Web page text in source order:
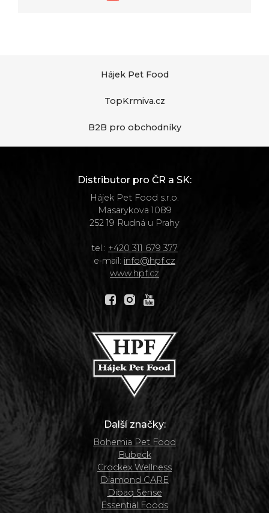
Hájek Pet Food
TopKrmiva.cz
B2B pro obchodníky
Distributor pro ČR a SK:
Hájek Pet Food s.r.o.
Masarykova 1089
252 19 Rudná u Prahy
tel.: +420 311 679 377
e-mail: info@hpf.cz
www.hpf.cz
Další značky:
Bohemia Pet Food
Bubeck
Crockex Wellness
Diamond CARE
Dibaq Sense
Essential Foods